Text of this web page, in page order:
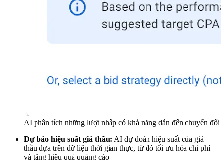
AI phân tích những lượt nhấp có khả năng dẫn đến chuyển
Dự báo hiệu suất giá thầu: AI dự đoán hiệu suất của giá
thầu dựa trên dữ liệu thời gian thực, từ đó tối ưu hóa chi phí
và tăng hiệu quả quảng cáo.